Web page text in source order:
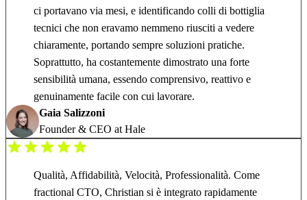
ci portavano via mesi, e identificando colli di bottiglia
tecnici che non eravamo nemmeno riusciti a vedere
chiaramente, portando sempre soluzioni pratiche.
Soprattutto, ha costantemente dimostrato una forte
sensibilità umana, essendo comprensivo, reattivo e
genuinamente facile con cui lavorare.
Gaia Salizzoni
Founder & CEO at Hale
Qualità, Affidabilità, Velocità, Professionalità. Come
fractional CTO, Christian si è integrato rapidamente